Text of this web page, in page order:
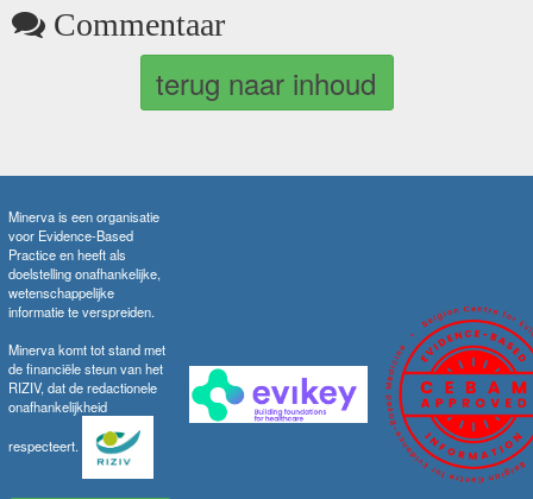
Commentaar
terug naar inhoud
Minerva is een organisatie
voor Evidence-Based
Practice en heeft als
doelstelling onafhankelijke,
wetenschappelijke
informatie te verspreiden.
Minerva komt tot stand met
de financiële steun van het
RIZIV, dat de redactionele
onafhankelijkheid
respecteert.